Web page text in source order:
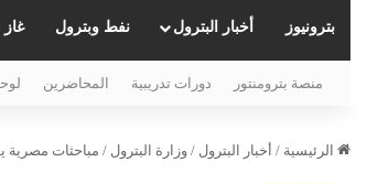
بترونيوز أخبار البترول نفط وبترول
منصة بترومنتور دورات تدريبية المحاضرين
الرئيسية / أخبار البترول / وزارة البترول / مباحثات مصرية